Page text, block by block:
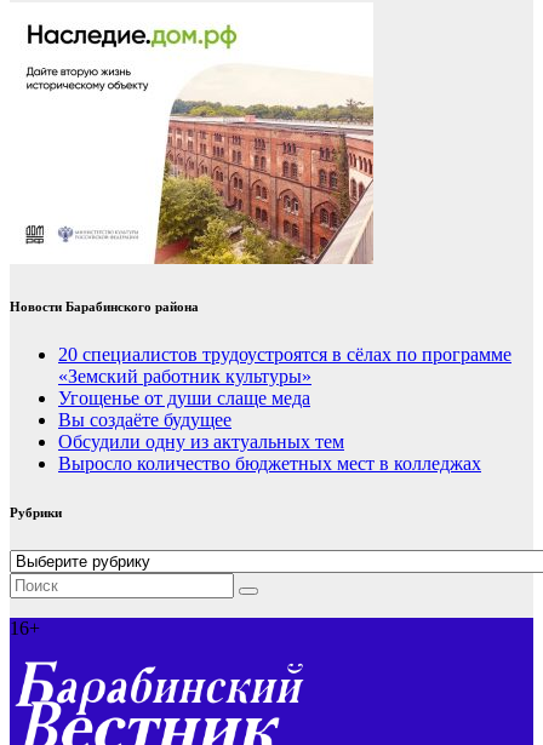
Новости Барабинского района
20 специалистов трудоустроятся в сёлах по программе
«Земский работник культуры»
Угощенье от души слаще меда
Вы создаёте будущее
Обсудили одну из актуальных тем
Выросло количество бюджетных мест в колледжах
Рубрики
Рубрики
16+